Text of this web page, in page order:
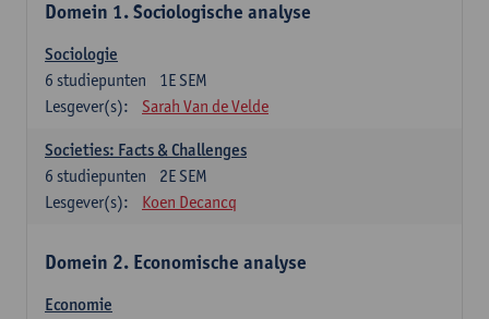
Domein 1. Sociologische analyse
Sociologie
1E SEM
6 studiepunten
Lesgever(s):
Sarah Van de Velde
Societies: Facts & Challenges
2E SEM
6 studiepunten
Lesgever(s):
Koen Decancq
Domein 2. Economische analyse
Economie